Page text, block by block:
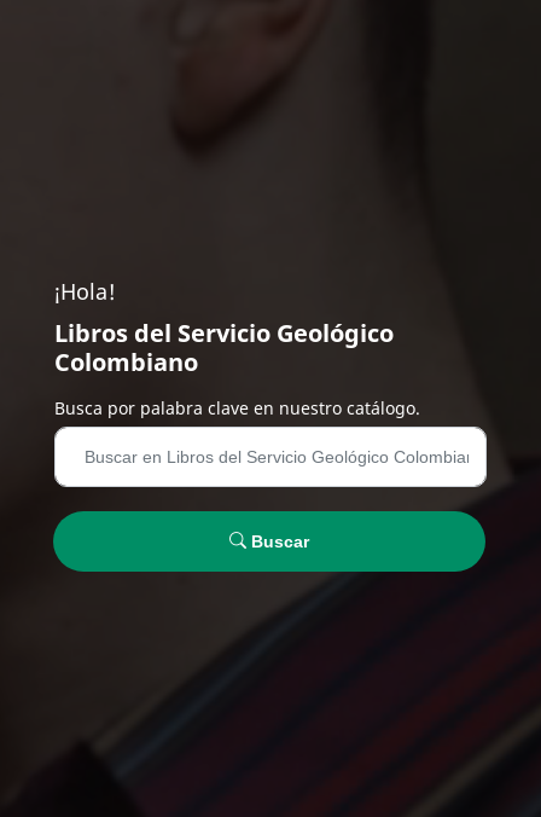
¡Hola!
Libros del Servicio Geológico
Colombiano
Busca por palabra clave en nuestro catálogo.
Buscar